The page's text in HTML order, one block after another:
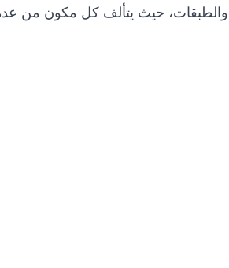
والطبقات، حيث يتألف كل مكون من عدة